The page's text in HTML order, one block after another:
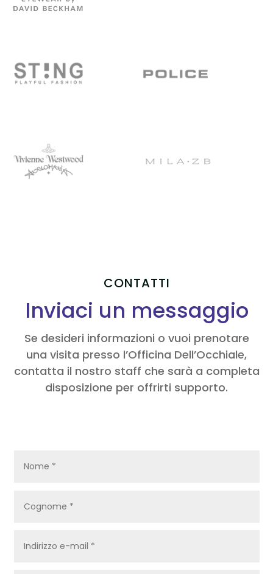
CONTATTI
Inviaci un messaggio
Se desideri informazioni o vuoi prenotare
una visita presso l’Officina Dell’Occhiale,
contatta il nostro staff che sarà a completa
disposizione per offrirti supporto.